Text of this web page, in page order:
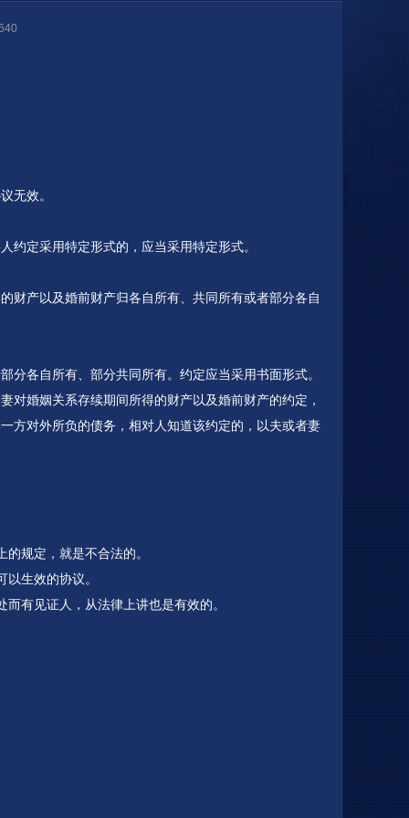
无效。
约定采用特定形式的，应当采用特定形式。
财产以及婚前财产归各自所有、共同所有或者部分各自
各自所有、部分共同所有。约定应当采用书面形式。
对婚姻关系存续期间所得的财产以及婚前财产的约定，
方对外所负的债务，相对人知道该约定的，以夫或者妻
规定，就是不合法的。
生效的协议。
有见证人，从法律上讲也是有效的。